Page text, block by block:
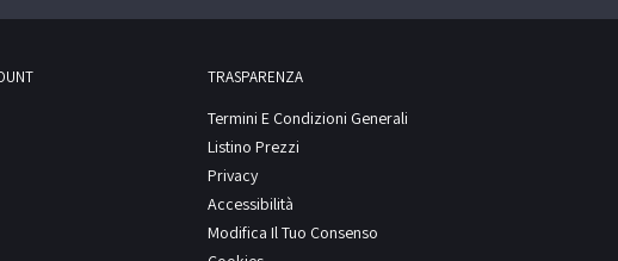
TRASPARENZA
Termini E Condizioni Generali
Listino Prezzi
Privacy
Accessibilità
Modifica Il Tuo Consenso